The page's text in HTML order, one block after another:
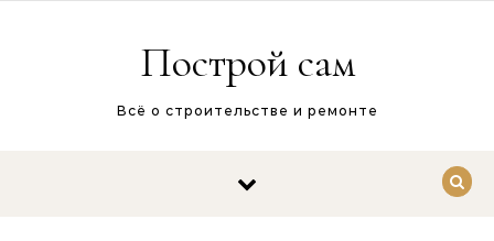
Построй сам
Всё о строительстве и ремонте